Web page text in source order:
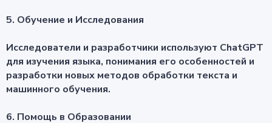
5. Обучение и Исследования
Исследователи и разработчики используют ChatGPT
для изучения языка, понимания его особенностей и
разработки новых методов обработки текста и
машинного обучения.
6. Помощь в Образовании